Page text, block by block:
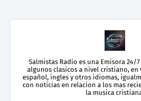
Salmistas Radio es una Emisora 24/
algunos clasicos a nivel cristiano, en
español, ingles y otros idiomas,
con noticias en relacion a los mas
la musica